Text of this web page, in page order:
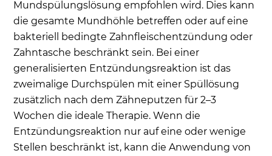
Mundspülungslösung empfohlen wird. Dies kann
die gesamte Mundhöhle betreffen oder auf eine
bakteriell bedingte Zahnfleischentzündung oder
Zahntasche beschränkt sein. Bei einer
generalisierten Entzündungsreaktion ist das
zweimalige Durchspülen mit einer Spüllösung
zusätzlich nach dem Zähneputzen für 2–3
Wochen die ideale Therapie. Wenn die
Entzündungsreaktion nur auf eine oder wenige
Stellen beschränkt ist, kann die Anwendung von